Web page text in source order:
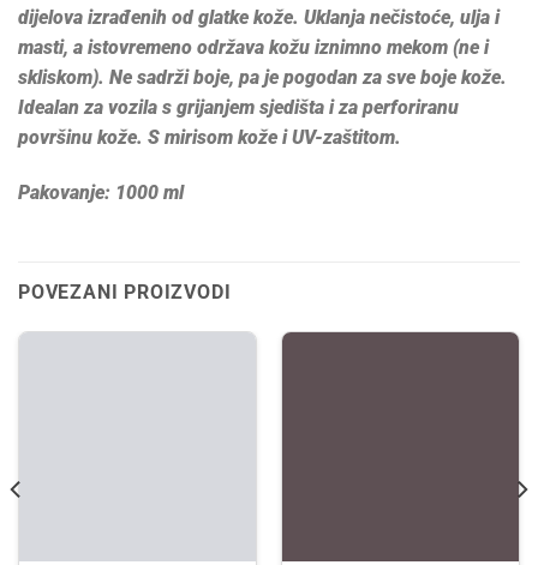
dijelova izrađenih od glatke kože. Uklanja nečistoće, ulja i
masti, a istovremeno održava kožu iznimno mekom (ne i
skliskom). Ne sadrži boje, pa je pogodan za sve boje kože.
Idealan za vozila s grijanjem sjedišta i za perforiranu
površinu kože. S mirisom kože i UV-zaštitom.
Pakovanje: 1000 ml
POVEZANI PROIZVODI